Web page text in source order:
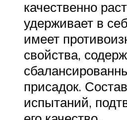
качественно
удерживает в
имеет
свойства,
присадок.
испытаний,